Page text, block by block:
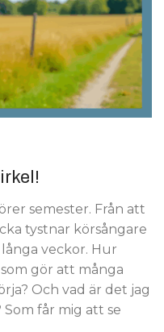
semester. Från att
tystnar körsångare
veckor. Hur
gör att många
Och vad är det jag
får mig att se